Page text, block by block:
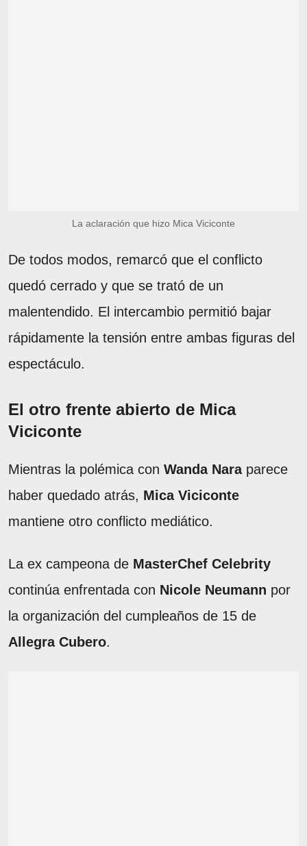
La aclaración que hizo Mica Viciconte
De todos modos, remarcó que el conflicto
quedó cerrado y que se trató de un
malentendido. El intercambio permitió bajar
rápidamente la tensión entre ambas figuras del
espectáculo.
El otro frente abierto de Mica
Viciconte
Mientras la polémica con Wanda Naraparece
haber quedado atrás, Mica Viciconte
mantiene otro conflicto mediático.
La ex campeona de MasterChef Celebrity
continúa enfrentada con Nicole Neumann por
la organización del cumpleaños de 15 de
Allegra Cubero.